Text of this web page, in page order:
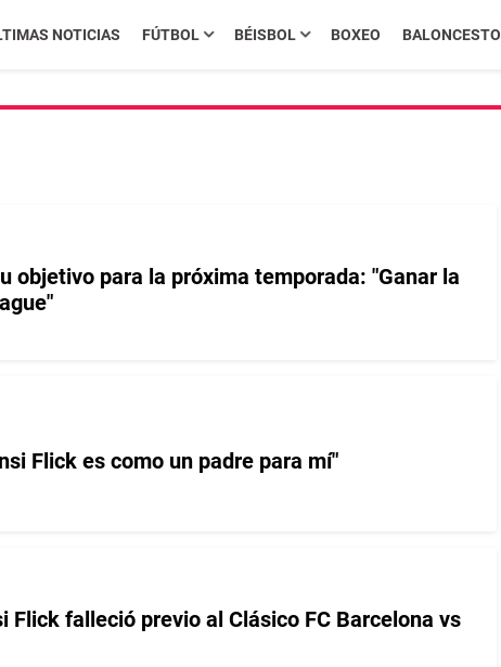
NOTICIAS FÚTBOL BÉISBOL BOXEO BALONCESTO
objetivo para la próxima temporada: "Ganar la
Flick es como un padre para mí"
Flick falleció previo al Clásico FC Barcelona vs